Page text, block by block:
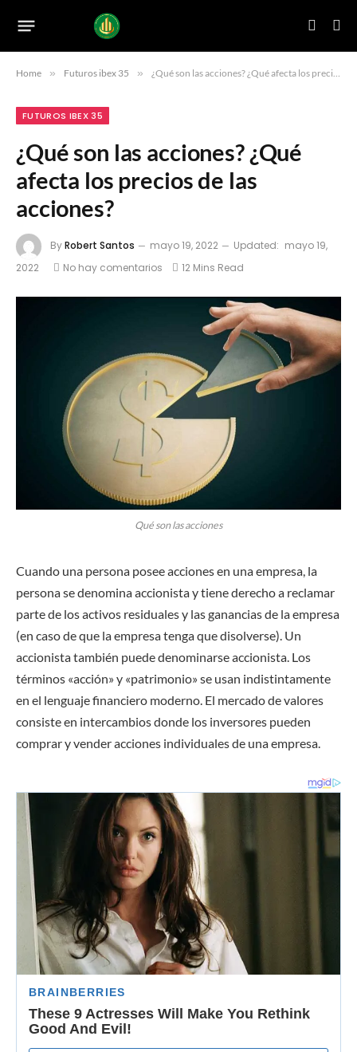
Home » Futuros ibex 35 » ¿Qué son las acciones? ¿Qué afecta los precios de las acciones?
FUTUROS IBEX 35
¿Qué son las acciones? ¿Qué
afecta los precios de las
acciones?
ByRobert Santos mayo 19, 2022 Updated: mayo 19,
2022
No hay comentarios 12 Mins Read
Qué son las acciones
Cuando una persona posee acciones en una empresa, la
persona se denomina accionista y tiene derecho a reclamar
parte de los activos residuales y las ganancias de la empresa
(en caso de que la empresa tenga que disolverse). Un
accionista también puede denominarse accionista. Los
términos «acción» y «patrimonio» se usan indistintamente
en el lenguaje financiero moderno. El mercado de valores
consiste en intercambios donde los inversores pueden
comprar y vender acciones individuales de una empresa.